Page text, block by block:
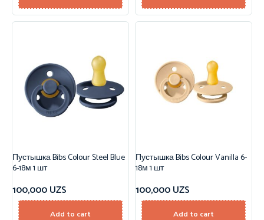
Пустышка Bibs Colour Steel Blue
6-18м 1 шт
100,000UZS
Add to cart
Пустышка Bibs Colour Vanilla 6-
18м 1 шт
100,000UZS
Add to cart